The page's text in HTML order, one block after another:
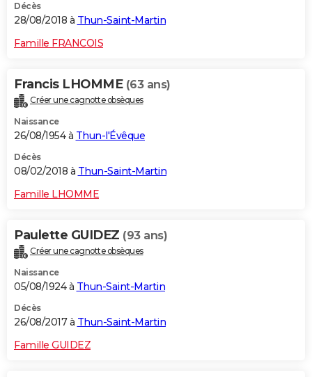
Décès
28/08/2018 à Thun-Saint-Martin
Famille FRANCOIS
Francis LHOMME (63 ans)
Créer une cagnotte obsèques
Naissance
26/08/1954 à Thun-l'Évêque
Décès
08/02/2018 à Thun-Saint-Martin
Famille LHOMME
Paulette GUIDEZ (93 ans)
Créer une cagnotte obsèques
Naissance
05/08/1924 à Thun-Saint-Martin
Décès
26/08/2017 à Thun-Saint-Martin
Famille GUIDEZ